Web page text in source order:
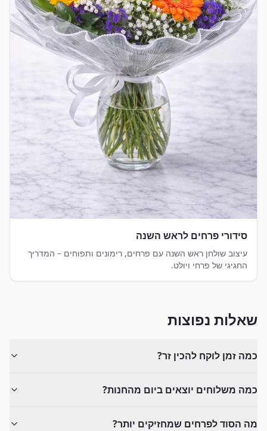
סידורי פרחים לראש השנה
עיצוב שולחן ראש השנה עם פרחים, רימונים ותפוחים – המדריך
החגיגי של פרחי ויולט.
שאלות נפוצות
כמה זמן לוקח להכין זר?
כמה משלוחים יוצאים ביום מהחנות?
מה הסוד לפרחים שמחזיקים יותר?